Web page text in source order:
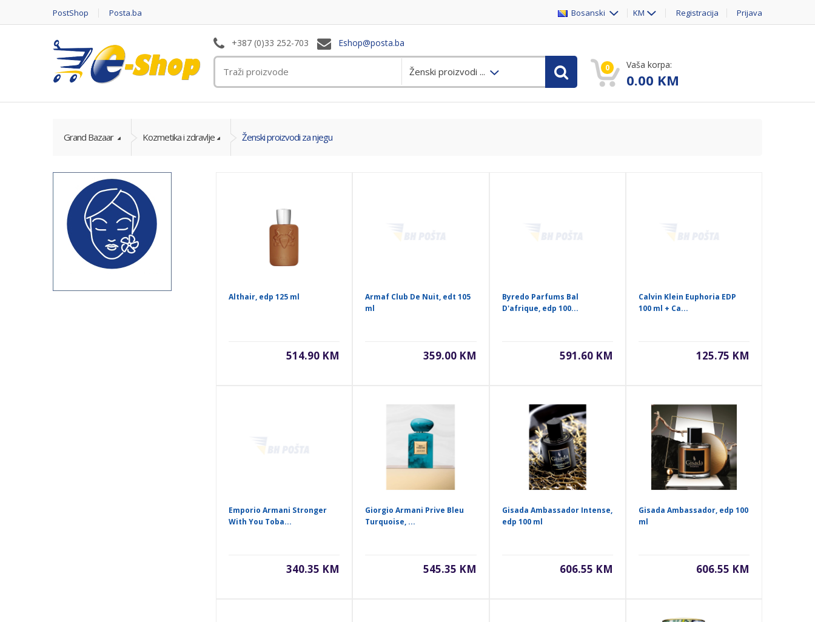
PostShop Posta.ba Bosanski KM Registracija Prijava
+387 (0)33 252-703 Eshop@posta.ba
Ženski proizvodi ... 0 Vaša korpa:
0.00 KM
Grand Bazaar Kozmetika i zdravlje Ženski proizvodi za njegu
Althair, edp 125 ml
514.90 KM
Armaf Club De Nuit, edt 105
ml
359.00 KM
Byredo Parfums Bal
D'afrique, edp 100...
591.60 KM
Calvin Klein Euphoria EDP
100 ml + Ca...
125.75 KM
Emporio Armani Stronger
With You Toba...
340.35 KM
Giorgio Armani Prive Bleu
Turquoise, ...
545.35 KM
Gisada Ambassador Intense,
edp 100 ml
606.55 KM
Gisada Ambassador, edp 100
ml
606.55 KM